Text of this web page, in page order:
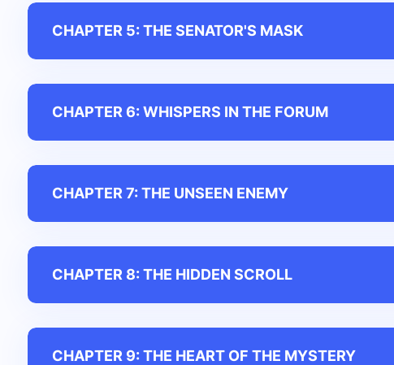
CHAPTER 5: THE SENATOR'S MASK
CHAPTER 6: WHISPERS IN THE FORUM
CHAPTER 7: THE UNSEEN ENEMY
CHAPTER 8: THE HIDDEN SCROLL
CHAPTER 9: THE HEART OF THE MYSTERY